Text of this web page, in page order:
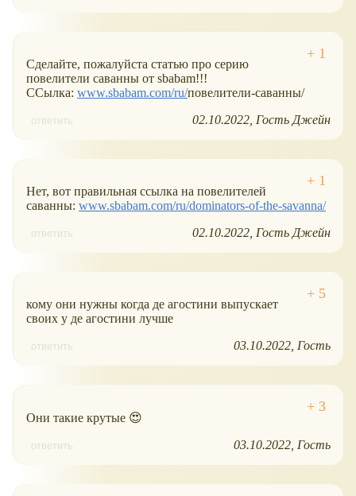
Сделайте, пожалуйста статью про серию
повелители саванны от sbabam!!!
ССылка: www.sbabam.com/ru/повелители-саванны/
ответить 02.10.2022 Гость Джейн
Нет, вот правильная ссылка на повелителей
саванны: www.sbabam.com/ru/dominators-of-the-savanna/
ответить 02.10.2022 Гость Джейн
кому они нужны когда де агостини выпускает
своих у де агостини лучше
ответить 03.10.2022 Гость
Они такие крутые 😍
ответить 03.10.2022 Гость